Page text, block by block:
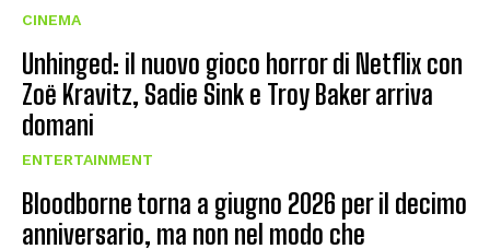
CINEMA
Unhinged: il nuovo gioco horror di Netflix con
Zoë Kravitz, Sadie Sink e Troy Baker arriva
domani
ENTERTAINMENT
Bloodborne torna a giugno 2026 per il decimo
anniversario, ma non nel modo che